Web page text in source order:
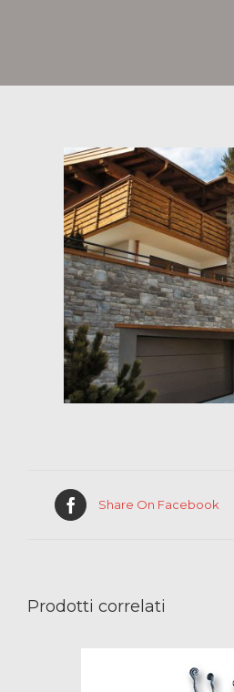
Share On Facebook
Prodotti correlati